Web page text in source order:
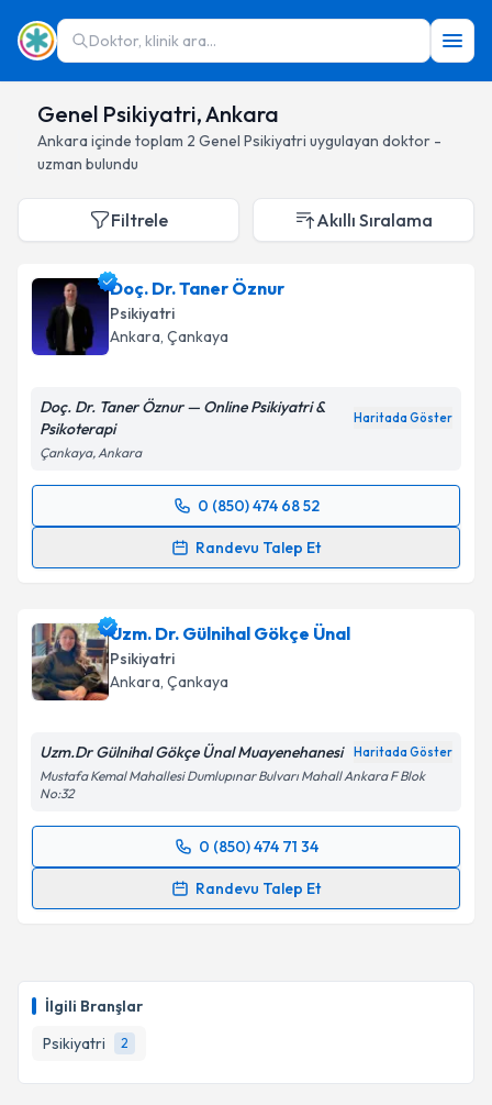
Doktor, klinik ara...
Genel Psikiyatri, Ankara
Ankara içinde toplam 2 Genel Psikiyatri uygulayan doktor -
uzman bulundu
İlgili Branşlar
Psikiyatri
2
Filtrele Akıllı Sıralama
Doç. Dr. Taner Öznur
Psikiyatri
Ankara, Çankaya
Doç. Dr. Taner Öznur — Online Psikiyatri &
Psikoterapi
Haritada Göster
Çankaya, Ankara
0 (850) 474 68 52
Randevu Talep Et
Randevu Takvimi Talebi
takvim hazırlandığında e-posta ile bilgilendireceğiz.
E-posta Adresiniz
Kişisel verilerimin işlenmesine ilişkinAydınlatma
kapsamda işlenmesini kabul ediyorum.
Takvim Talebini Gönder
Uzm. Dr. Gülnihal Gökçe Ünal
Psikiyatri
Ankara, Çankaya
Uzm.Dr Gülnihal Gökçe Ünal Muayenehanesi Haritada Göster
Mustafa Kemal Mahallesi Dumlupınar Bulvarı Mahall Ankara F Blok
No:32
0 (850) 474 71 34
Randevu Talep Et
Randevu Takvimi Talebi
bilgilendireceğiz.
E-posta Adresiniz